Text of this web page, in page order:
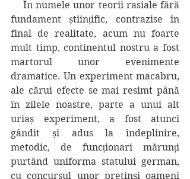
fundament științific, contrazise în
final de realitate, acum nu foarte
mult timp, continentul nostru a fost
martorul unor evenimente
dramatice. Un experiment macabru,
ale cărui efecte se mai resimt până
în zilele noastre, parte a unui alt
uriaș experiment, a fost atunci
gândit și adus la îndeplinire,
metodic, de funcționari mărunți
purtând uniforma statului german,
cu concursul unor pretinși oameni